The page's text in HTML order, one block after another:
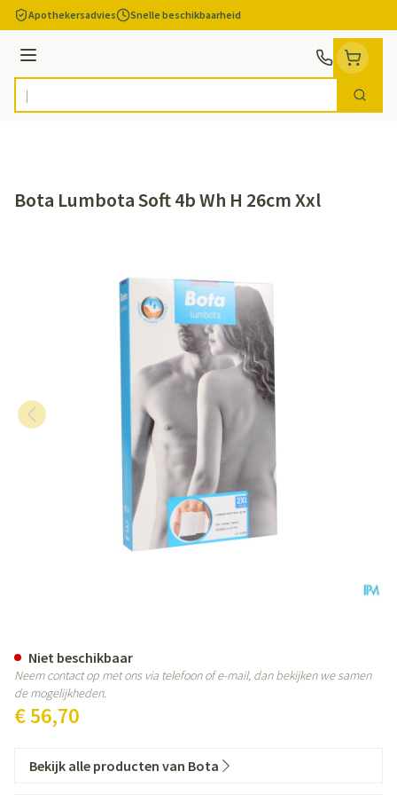
Ga naar de inhoud
Apothekersadvies Snelle beschikbaarheid
Menu
Product, merk, categorie... Zoek
Bota Lumbota Soft 4b Wh H 26cm Xxl
€ 56,70
Niet beschikbaar
Neem contact op met ons via telefoon of e-mail, dan bekijken we samen
de mogelijkheden.
Bekijk alle producten van Bota